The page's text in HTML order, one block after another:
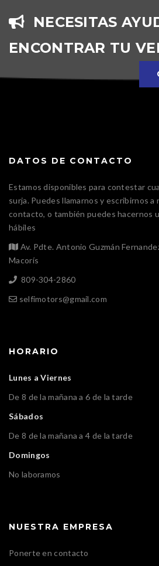
NECESITAS
ENCONTRAR TU
DATOS DE CONTACTO
Estamos disponibles para contestar
surja. Puedes llamarnos y escribirnos
contacto, o también puedes hacernos
hábiles
Av. Pdte. Antonio Guzmán
Macorís
809-304-2860
selfimotors@gmail.com
HORARIO
Lunes a Viernes
De 8 de la mañana a 6 de la tarde
Sábados
De 8 de la mañana a 4 de la tarde
Domingos
No laboramos
NUESTRA EMPRESA
Ponerte en contacto